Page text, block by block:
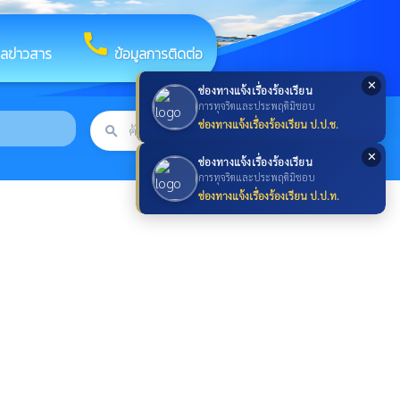
✕
ช่องทางแจ้งเรื่องร้องเรียน
การทุจริตและประพฤติมิชอบ
ช่องทางแจ้งเรื่องร้องเรียน ป.ป.ช.
✕
ช่องทางแจ้งเรื่องร้องเรียน
การทุจริตและประพฤติมิชอบ
ช่องทางแจ้งเรื่องร้องเรียน ป.ป.ท.
ข่าวสาร call ข้อมูลการติดต่อ
search searchค้นหา